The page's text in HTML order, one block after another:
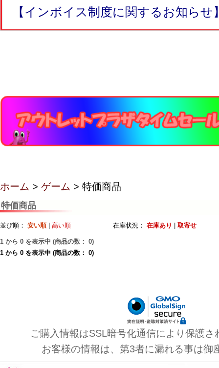
【インボイス制度に関するお知らせ
ホーム > ゲーム > 特価商品
特価商品
並び順： 安い順| 高い順 在庫状況： 在庫あり 取寄せ
1 から 0 を表示中 (商品の数： 0)
1 から 0 を表示中 (商品の数： 0)
ご購入情報はSSL暗号化通信により保護さ
お客様の情報は、第3者に漏れる事は御